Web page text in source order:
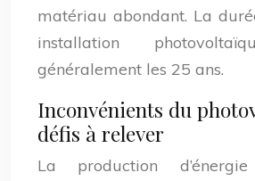
matériau abondant. La
installation
généralement les 25 ans.
Inconvénients du
défis à relever
La production